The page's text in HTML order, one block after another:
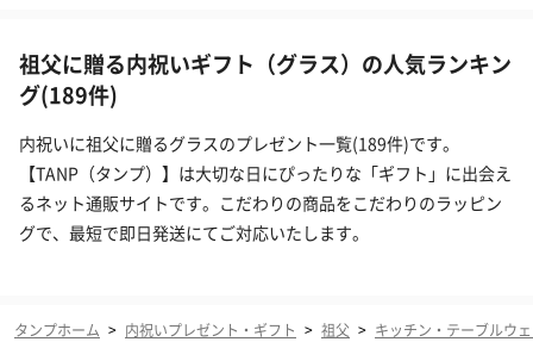
祖父に贈る内祝いギフト（グラス）の人気ランキン
グ(189件)
内祝いに祖父に贈るグラスのプレゼント一覧(189件)です。
【TANP（タンプ）】は大切な日にぴったりな「ギフト」に出会え
るネット通販サイトです。こだわりの商品をこだわりのラッピン
グで、最短で即日発送にてご対応いたします。
タンプホーム > 内祝いプレゼント・ギフト > 祖父 > キッチン・テーブルウ